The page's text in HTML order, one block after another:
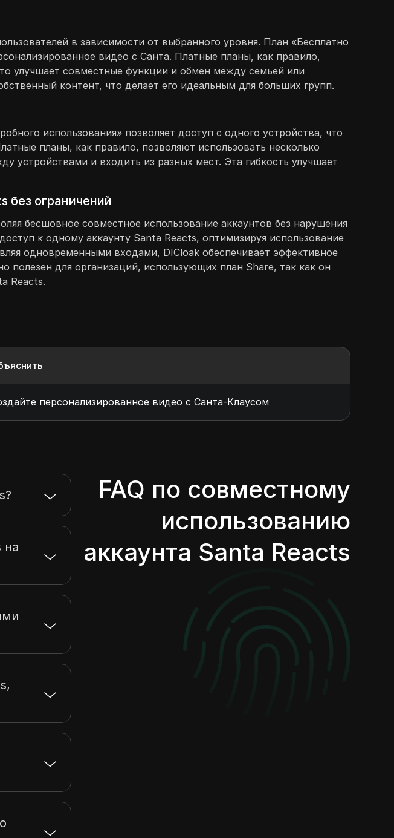
в зависимости от выбранного уровня. План «Бесплатно
видео с Санта. Платные планы, как правило,
улучшает совместные функции и обмен между семьей или
контент, что делает его идеальным для больших групп.
использования» позволяет доступ с одного устройства, что
планы, как правило, позволяют использовать несколько
устройствами и входить из разных мест. Эта гибкость улучшает
без ограничений
бесшовное совместное использование аккаунтов без нарушения
к одному аккаунту Santa Reacts, оптимизируя использование
одновременными входами, DICloak обеспечивает эффективное
полезен для организаций, использующих план Share, так как он
Reacts.
персонализированное видео с Санта-Клаусом
FAQ по совместному
использованию
аккаунта Santa Reacts
на